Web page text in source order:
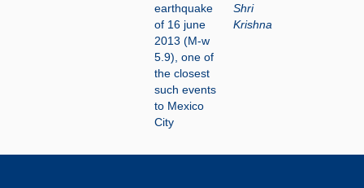
earthquake
of 16 june
2013 (M-w
5.9), one of
the closest
such events
to Mexico
City
Shri
Krishna